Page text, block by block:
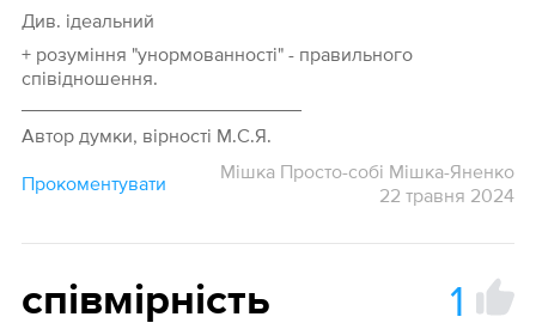
Див. ідеальний
+ розуміння "унормованності" - правильного
співідношення.
Автор думки, вірності М.С.Я.
Прокоментувати
Мішка Просто-собі Мішка-Яненко
22 травня 2024
співмірність 1